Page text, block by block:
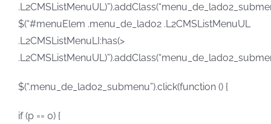
$(“#menuElem .menu_de_lado2 .L2CMSListMenuUL
.L2CMSListMenuLI:has(>
$(“.menu_de_lado2_submenu”).click(function () {
if (p == 0) {